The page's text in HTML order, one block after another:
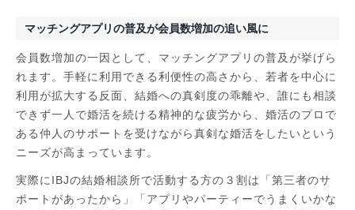
マッチングアプリの普及が会員数増加の追い風に
会員数増加の一因として、マッチングアプリの普及が挙げら
れます。手軽に利用できる利便性の高さから、若者を中心に
利用が拡大する反面、結婚への真剣度の乖離や、誰にも相談
できず一人で婚活を続ける精神的な疲労から、婚活のプロで
ある仲人のサポートを受けながら真剣な婚活をしたいという
ニーズが高まっています。
実際にIBJの結婚相談所で活動する方の３割は「第三者のサ
ポートがあったから」「アプリやパーティーでうまくいかな